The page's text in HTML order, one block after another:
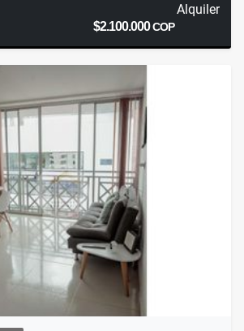
Alquiler
$2.100.000COP